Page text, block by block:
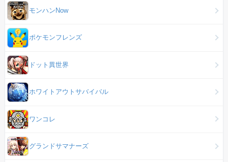
モンハンNow
ポケモンフレンズ
ドット異世界
ホワイトアウトサバイバル
ワンコレ
グランドサマナーズ